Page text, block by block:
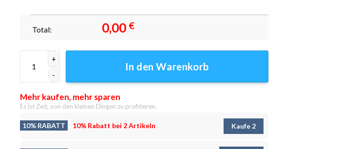
Total: 0,00 €
Frankfurt panorama Leinwandbilder - Wandbilder Menge
In den Warenkorb
Mehr kaufen, mehr sparen
Es ist Zeit, von den kleinen Dingen zu profitieren.
10% RABATT 10% Rabatt bei 2 Artikeln Kaufe 2